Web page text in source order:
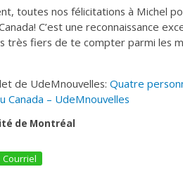
toutes nos félicitations à Michel
C’est une reconnaissance
très fiers de te compter parmi les
de UdeMnouvelles: Quatre
Canada – UdeMnouvelles
de Montréal
Courriel